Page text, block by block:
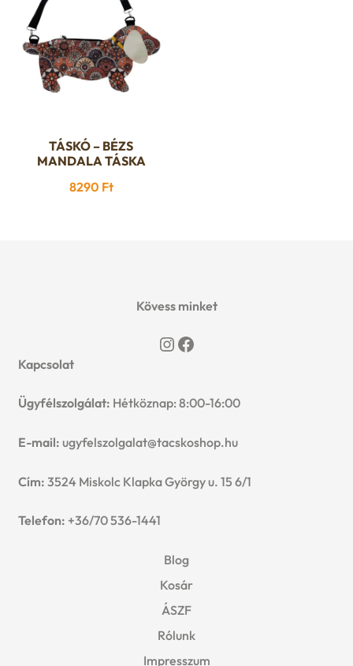
változatok
termékoldalon
választhatók
TÁSKÓ – BÉZS
MANDALA TÁSKA
8290 Ft
Kövess minket
Instagram
Facebook
Kapcsolat
Ügyfélszolgálat: Hétköznap: 8:00-16:00
E-mail: ugyfelszolgalat@tacskoshop.hu
Cím: 3524 Miskolc Klapka György u. 15 6/1
Telefon: +36/70 536-1441
Blog
Kosár
ÁSZF
Rólunk
Impresszum